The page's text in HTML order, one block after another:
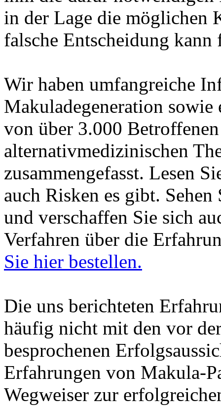
in der Lage die möglichen
falsche Entscheidung kann
Wir haben umfangreiche
Makuladegeneration sowie
von über 3.000
alternativmedizinischen
zusammengefasst. Lesen
auch Risken es gibt. Sehen
und verschaffen Sie sich
Verfahren über die
Sie hier bestellen.
Die uns berichteten
häufig nicht mit den vor
besprochenen
Erfahrungen von Makula-
Wegweiser zur